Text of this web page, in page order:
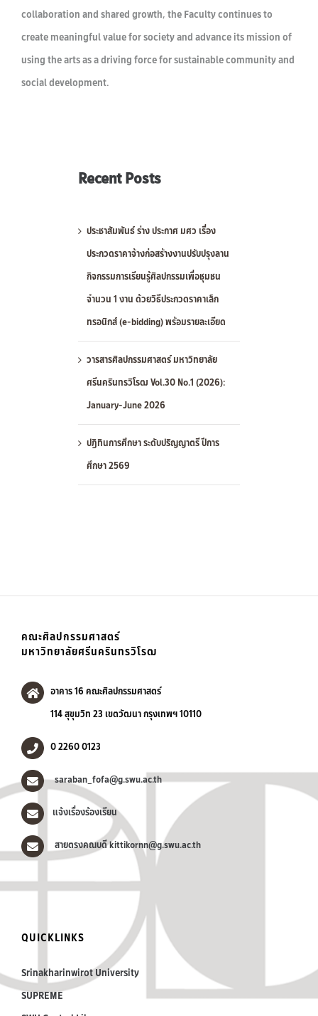
collaboration and shared growth, the Faculty continues to
create meaningful value for society and advance its mission of
using the arts as a driving force for sustainable community and
social development.
Recent Posts
ประชาสัมพันธ์ ร่าง ประกาศ มศว เรื่อง
ประกวดราคาจ้างก่อสร้างงานปรับปรุงลาน
กิจกรรมการเรียนรู้ศิลปกรรมเพื่อชุมชน
จำนวน 1 งาน ด้วยวิธีประกวดราคาเล็ก
ทรอนิกส์ (e-bidding) พร้อมรายละเอียด
วารสารศิลปกรรมศาสตร์ มหาวิทยาลัย
ศรีนครินทรวิโรฒ Vol.30 No.1 (2026):
January-June 2026
ปฏิทินการศึกษา ระดับปริญญาตรี ปีการ
ศึกษา 2569
คณะศิลปกรรมศาสตร์
มหาวิทยาลัยศรีนครินทรวิโรฒ
อาคาร 16 คณะศิลปกรรมศาสตร์
114 สุขุมวิท 23 เขตวัฒนา กรุงเทพฯ 10110
0 2260 0123
saraban_fofa@g.swu.ac.th
แจ้งเรื่องร้องเรียน
สายตรงคณบดี kittikornn@g.swu.ac.th
QUICKLINKS
Srinakharinwirot University
SUPREME